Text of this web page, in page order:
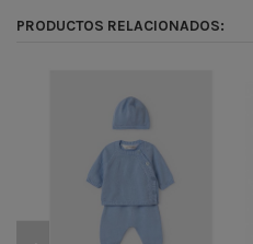
Codigo
PRODUCTOS RELACIONADOS: